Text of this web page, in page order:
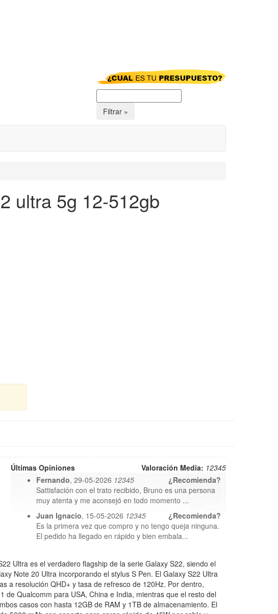
ultra 5g 12-512gb
Últimas Opiniones Valoración Media: 12345
Fernando, 29-05-2026 12345
¿Recomienda?
Sattisfación con el trato recibido, Bruno es una persona
muy atenta y me aconsejó en todo momento ...
Juan Ignacio, 15-05-2026 12345
¿Recomienda?
Es la primera vez que compro y no tengo queja ninguna.
El pedido ha llegado en rápido y bien embala...
Ultra es el verdadero flagship de la serie Galaxy S22, siendo el
Note 20 Ultra incorporando el stylus S Pen. El Galaxy S22 Ultra
a resolución QHD+ y tasa de refresco de 120Hz. Por dentro,
de Qualcomm para USA, China e India, mientras que el resto del
casos con hasta 12GB de RAM y 1TB de almacenamiento. El